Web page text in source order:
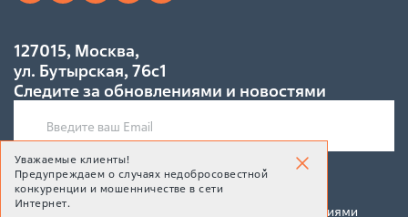
127015, Москва,
ул. Бутырская, 76с1
Следите за обновлениями и новостями
Подписаться
Подписываясь на рассылку, Вы соглашаетесь c условиями
Уважаемые клиенты!
Предупреждаем о случаях недобросовестной
конкуренции и мошенничестве в сети
Интернет.